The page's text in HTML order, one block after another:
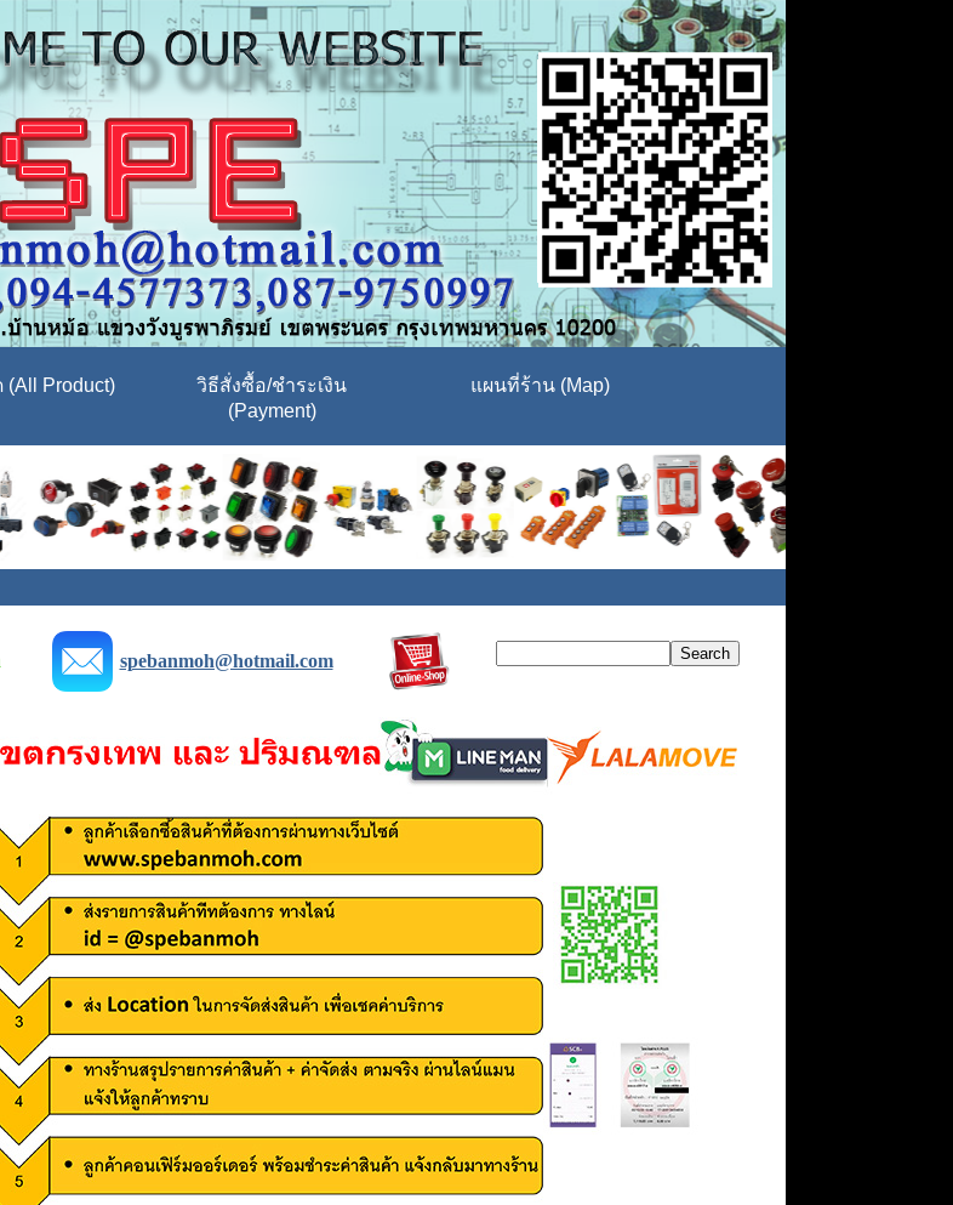
Product)
วิธีสั่งซื้อ/ชำระเงิน
(Payment)
แผนที่ร้าน (Map)
spebanmoh@hotmail.com